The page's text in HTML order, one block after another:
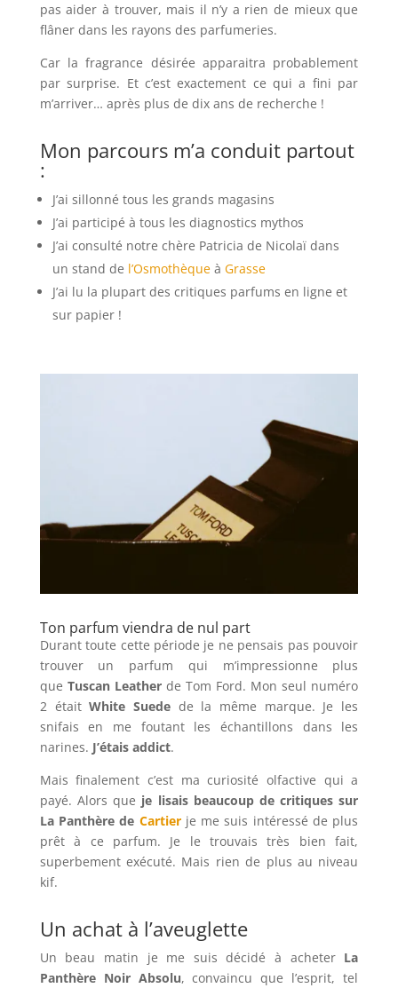
pas aider à trouver, mais il n’y a rien de mieux que
flâner dans les rayons des parfumeries.
Car la fragrance désirée apparaitra probablement
par surprise. Et c’est exactement ce qui a fini par
m’arriver… après plus de dix ans de recherche !
Mon parcours m’a conduit partout
:
J’ai sillonné tous les grands magasins
J’ai participé à tous les diagnostics mythos
J’ai consulté notre chère Patricia de Nicolaï dans
un stand de l’Osmothèqueà Grasse
J’ai lu la plupart des critiques parfums en ligne et
sur papier !
Ton parfum viendra de nul part
Durant toute cette période je ne pensais pas pouvoir
trouver un parfum qui m’impressionne plus
que Tuscan Leatherde Tom Ford. Mon seul numéro
2 étaitWhite Suedede la même marque. Je les
snifais en me foutant les échantillons dans les
narines. J’étais addict.
Mais finalement c’est ma curiosité olfactive qui a
payé. Alors que je lisais beaucoup de critiques sur
La Panthère de Cartierje me suis intéressé de plus
prêt à ce parfum. Je le trouvais très bien fait,
superbement exécuté. Mais rien de plus au niveau
kif.
Un achat à l’aveuglette
Un beau matin je me suis décidé à acheter La
Panthère Noir Absolu, convaincu que l’esprit, tel